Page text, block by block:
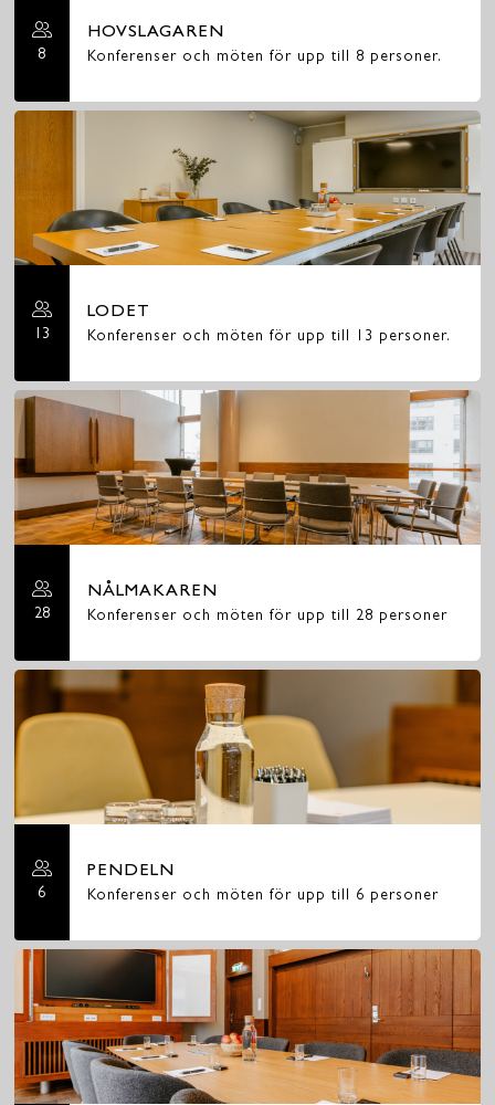
8
HOVSLAGAREN
Konferenser och möten för upp till 8 personer.
13
LODET
Konferenser och möten för upp till 13 personer.
28
NÅLMAKAREN
Konferenser och möten för upp till 28 personer
6
PENDELN
Konferenser och möten för upp till 6 personer